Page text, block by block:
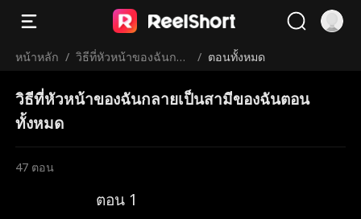
หน้าหลัก / วิธีที่หัวหน้าของฉันกลา
/ ตอนทั้งหมด
วิธีที่หัวหน้าของฉันกลายเป็นสามีของฉันตอน
ทั้งหมด
47 ตอน
ตอน 1